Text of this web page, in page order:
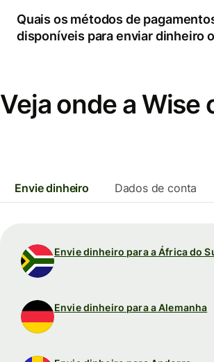
Quais os métodos de
disponíveis para enviar dinheiro
Veja onde a Wise
Envie dinheiro Dados de conta
Envie dinheiro para a África do
Envie dinheiro para a Alemanha